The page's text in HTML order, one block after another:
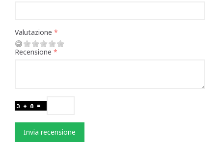
Valutazione
Recensione
Invia recensione